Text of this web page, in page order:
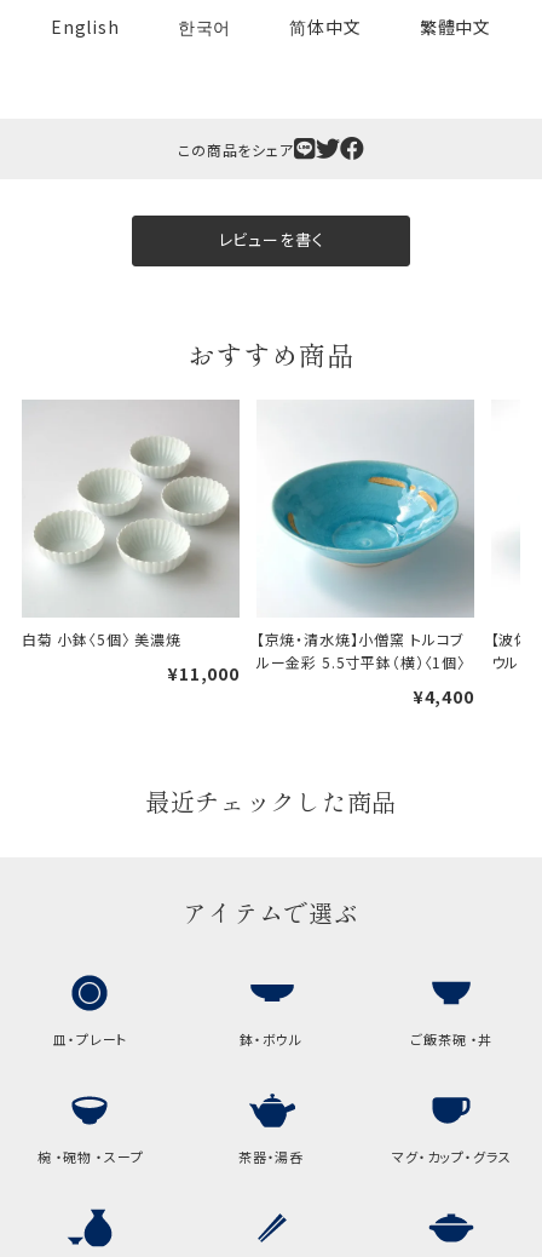
A:京名所 袋
横
22cm
高さ
袋のサイズは当店で最適なものをご用意いたしま
す。
ご提供枚数の上限はご注文商品数となります。
天掛け包装、ギフト袋対応の商品にはおつけでき
※犬猫時計には、手提袋をお付けできません
のしについて
English 한국어 简体中文 繁體中文
この商品をシェア
レビューを書く
おすすめ商品
白菊 小鉢〈5個〉 美濃焼
¥11,000
【京焼・清水焼】小僧窯 トルコブ
ルー金彩 5.5寸平鉢（横）〈1個〉
¥4,400
【波佐
ウル〈1
最近チェックした商品
アイテムで選ぶ
皿・プレート 鉢・ボウル ご飯茶碗 ・丼
椀 ・碗物 ・スープ 茶器・湯呑 マグ・カップ・グラス